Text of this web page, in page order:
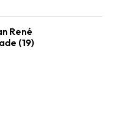
René
(19)